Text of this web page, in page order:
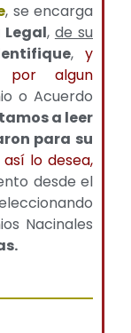
, se encarga
, de su
,y
por algun
o Acuerdo
a leer
para su
lo desea,
desde el
Nacinales